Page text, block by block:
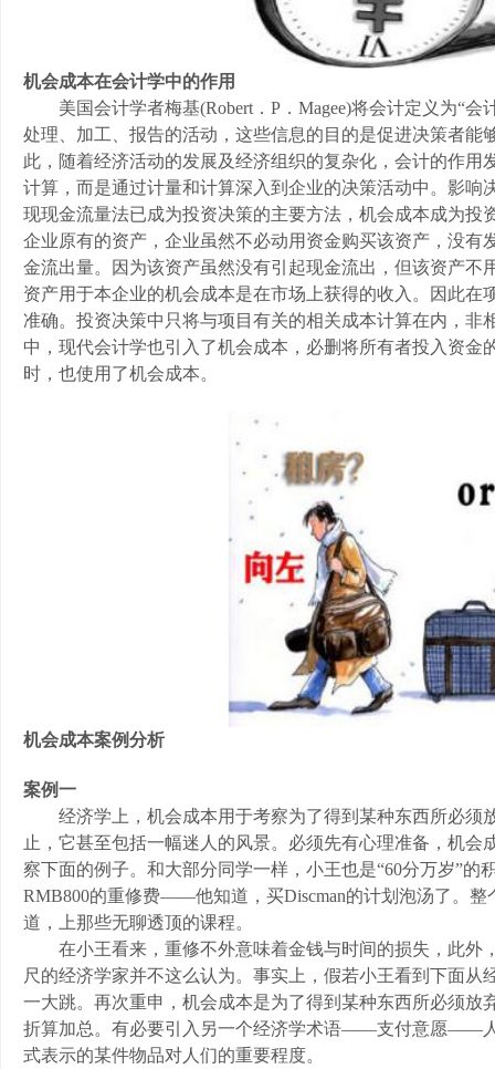
机会成本在会计学中的作用
美国会计学者梅基(Robert．P．Magee)将会计定义为“会
处理、加工、报告的活动，这些信息的目的是促进决策者能
此，随着经济活动的发展及经济组织的复杂化，会计的作
计算，而是通过计量和计算深入到企业的决策活动中。影
现现金流量法已成为投资决策的主要方法，机会成本成为
企业原有的资产，企业虽然不必动用资金购买该资产，没
金流出量。因为该资产虽然没有引起现金流出，但该资产
资产用于本企业的机会成本是在市场上获得的收入。因此
准确。投资决策中只将与项目有关的相关成本计算在内，
中，现代会计学也引入了机会成本，必删将所有者投入资
时，也使用了机会成本。
机会成本案例分析
案例一
经济学上，机会成本用于考察为了得到某种东西所必
止，它甚至包括一幅迷人的风景。必须先有心理准备，机
察下面的例子。和大部分同学一样，小王也是“60分万岁”
RMB800的重修费——他知道，买Discman的计划泡汤了。
道，上那些无聊透顶的课程。
在小王看来，重修不外意味着金钱与时间的损失，此外
尺的经济学家并不这么认为。事实上，假若小王看到下面
一大跳。再次重申，机会成本是为了得到某种东西所必须
折算加总。有必要引入另一个经济学术语——支付意愿——
式表示的某件物品对人们的重要程度。